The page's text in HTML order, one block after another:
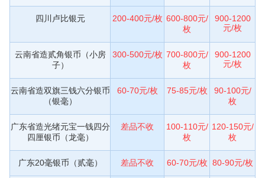
四川卢比银元 200-400元/枚 600-800元/
枚
900-1200
元/枚
云南省造贰角银币（小房
子）
300-500元/枚 700-800元/
枚
900-1200
元/枚
云南省造双旗三钱六分银币
（银毫）
60-70元/枚 75-85元/枚
90-100元/
枚
广东省造光绪元宝一钱四分
四厘银币（龙毫）
差品不收
100-110元/
枚
120-150元/
枚
广东20毫银币（贰毫） 差品不收 60-70元/枚 80-90元/枚